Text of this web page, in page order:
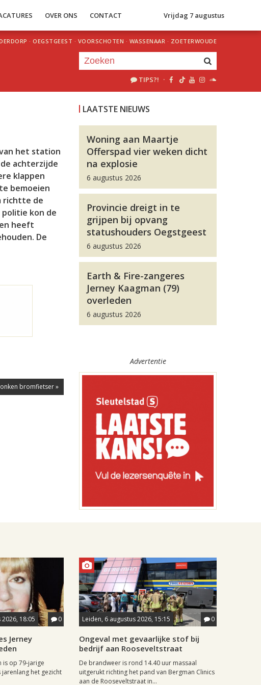
OVER ONS CONTACT Vrijdag 7 augustus
· OEGSTGEEST · VOORSCHOTEN · WASSENAAR · ZOETERWOUDE
TIPS?! ·
het station
achterzijde
klappen
bemoeien
richtte de
politie kon de
heeft
De
bromfietser »
LAATSTE NIEUWS
Woning aan Maartje
Offerspad vier weken dicht
na explosie
6 augustus 2026
Provincie dreigt in te
grijpen bij opvang
statushouders Oegstgeest
6 augustus 2026
Earth & Fire-zangeres
Jerney Kaagman (79)
overleden
6 augustus 2026
Advertentie
18:05 0
Jerney
is op 79-jarige
het gezicht
Leiden, 6 augustus 2026, 15:15 0
Ongeval met gevaarlijke stof bij
bedrijf aan Rooseveltstraat
De brandweer is rond 14.40 uur massaal
uitgerukt richting het pand van Bergman Clinics
aan de Rooseveltstraat in...